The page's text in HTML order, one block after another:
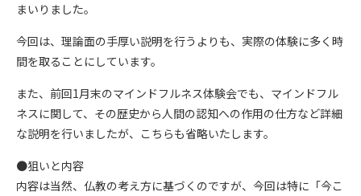
まいりました。
今回は、理論面の手厚い説明を行うよりも、実際の体験に多く時
間を取ることにしています。
また、前回1月末のマインドフルネス体験会でも、マインドフル
ネスに関して、その歴史から人間の認知への作用の仕方など詳細
な説明を行いましたが、こちらも省略いたします。
●狙いと内容
内容は当然、仏教の考え方に基づくのですが、今回は特に「今こ